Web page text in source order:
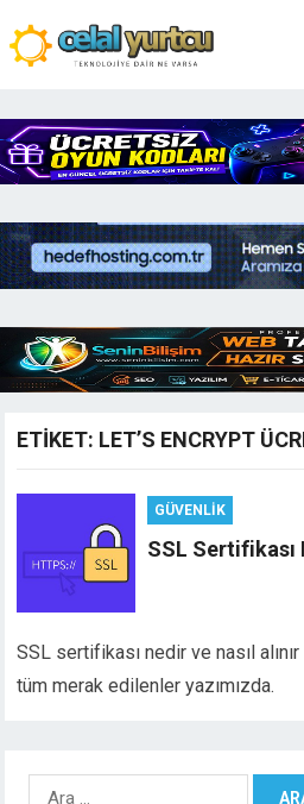
ETIKET: LET’S ENCRYPT
GÜVENLIK
SSL Sertifikası
SSL sertifikası nedir ve nasıl
tüm merak edilenler yazımızda.
Arama: